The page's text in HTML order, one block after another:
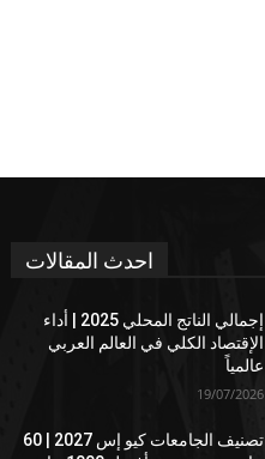
احدث المقالات
إجمالي الناتج المحلي 2025 | أداء
الإقتصاد الكلي في العالم العربي
عالمياً
19/07/2026
تصنيف الجامعات كيو إس 2027 | 60